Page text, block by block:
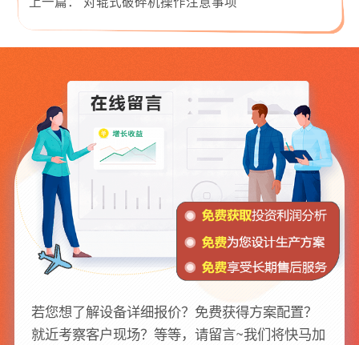
若您想了解设备详细报价？免费获得方案配置？
就近考察客户现场？等等，请留言~我们将快马加